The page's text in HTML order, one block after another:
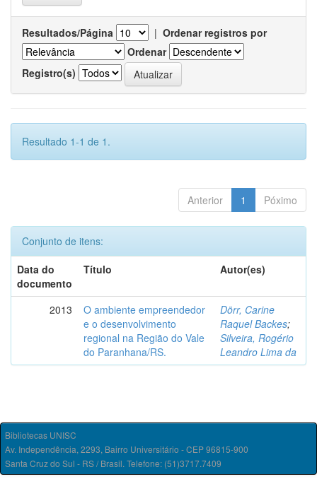
Resultados/Página | Ordenar registros por
Ordenar
Registro(s)
Resultado 1-1 de 1.
Anterior 1 Póximo
Conjunto de itens:
Data do
documento
Título Autor(es)
2013
O ambiente empreendedor
e o desenvolvimento
regional na Região do Vale
do Paranhana/RS.
Dörr, Carine
Raquel Backes;
Silveira, Rogério
Leandro Lima da
Bibliotecas UNISC
Av. Independência, 2293, Bairro Universitário - CEP 96815-900
Santa Cruz do Sul - RS / Brasil. Telefone: (51)3717.7409